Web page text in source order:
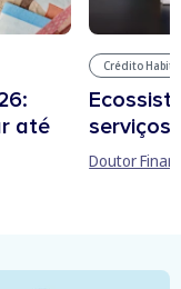
até
Crédito
serviços
Doutor